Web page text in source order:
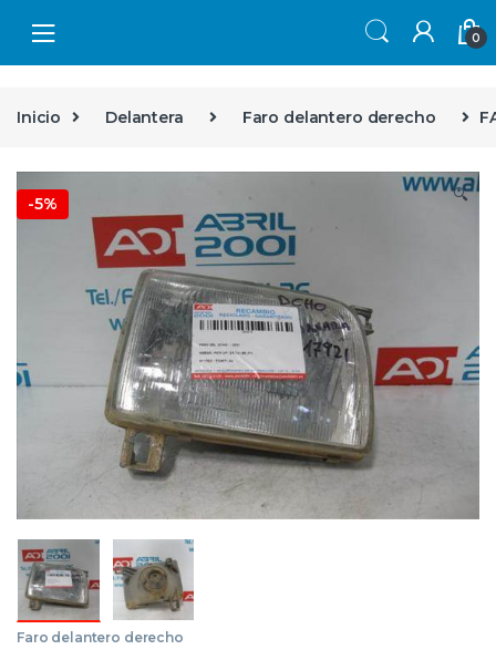
0
Inicio Delantera Faro delantero derecho
-5% 🔍
Faro delantero derecho